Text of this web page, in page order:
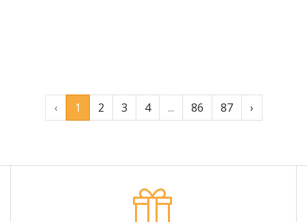
‹ 1 2 3 4 ... 86 87 ›